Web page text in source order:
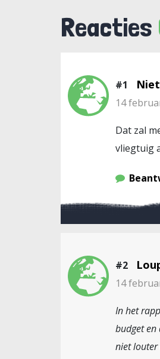
Reacties
#1
14
Dat zal
vliegtuig
#2
14
In het
budget
niet louter